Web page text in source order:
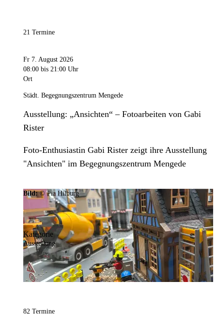
21 Termine
Fr 7. August 2026
08:00 bis 21:00 Uhr
Ort
Städt. Begegnungszentrum Mengede
Ausstellung: „Ansichten“ – Fotoarbeiten von Gabi
Rister
Foto-Enthusiastin Gabi Rister zeigt ihre Ausstellung
"Ansichten" im Begegnungszentrum Mengede
Bild:© Pia Hilburg
Kategorie
Ausstellung
82 Termine